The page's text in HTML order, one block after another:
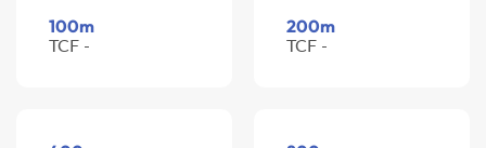
100m
TCF -
200m
TCF -